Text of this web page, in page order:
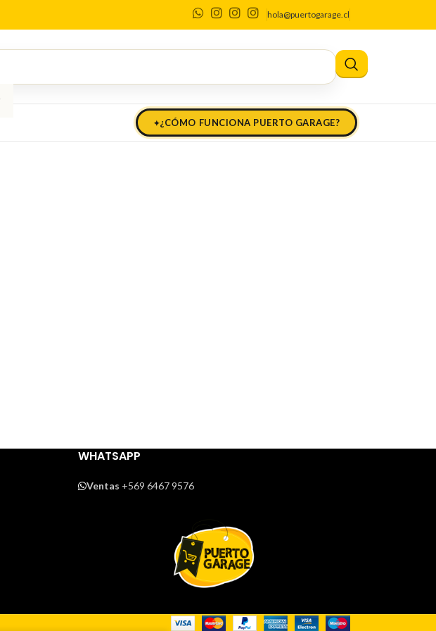
hola@puertogarage.cl
¿CÓMO FUNCIONA PUERTO GARAGE?
WHATSAPP
Ventas +569 6467 9576